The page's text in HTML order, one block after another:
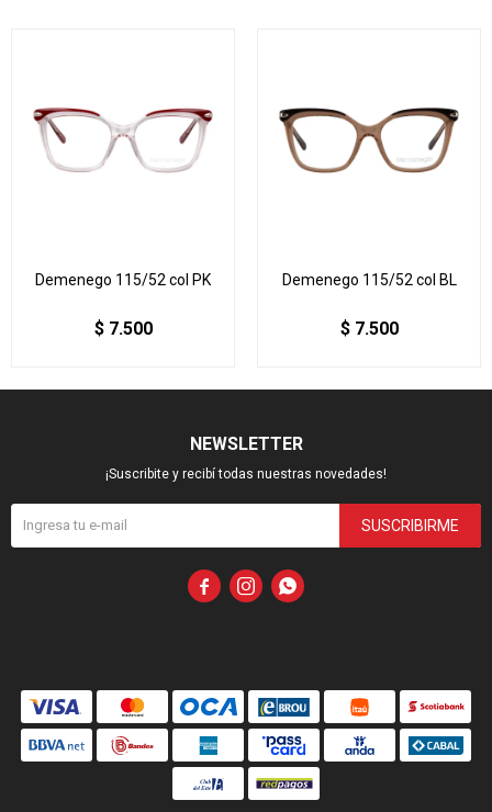
Demenego 115/52 col PK
$ 7.500
Demenego 115/52 col BL
$ 7.500
NEWSLETTER
¡Suscribite y recibí todas nuestras novedades!
SUSCRIBIRME
  